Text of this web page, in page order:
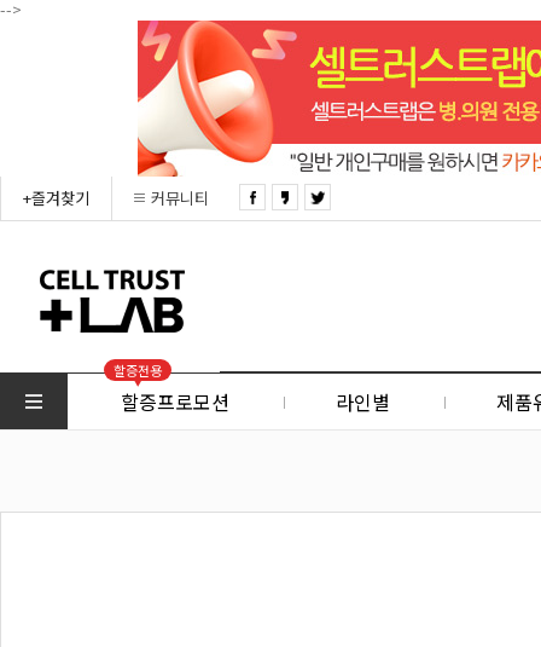
-->
+즐겨찾기 커뮤니티
할증전용
할증프로모션 라인별 제품